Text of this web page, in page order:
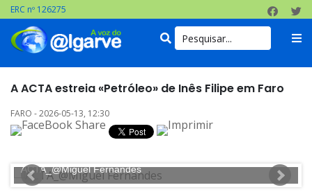
ERC nº 126275
A ACTA estreia «Petróleo» de Inês Filipe em Faro
FARO - 2026-05-13, 12:30
ACTA_@Miguel Fernandes